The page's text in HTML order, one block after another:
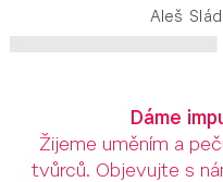
Aleš
Dáme
Žijeme uměním a
tvůrců. Objevujte s